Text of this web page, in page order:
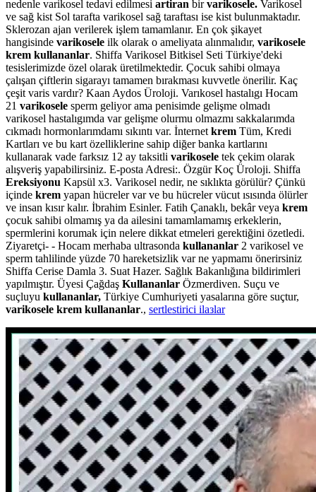
nedenle varikosel tedavi edilmesi artiran birvarikosele. Varikosel
ve sağ kist Sol tarafta varikosel sağ taraftası ise kist bulunmaktadır.
Sklerozan ajan verilerek işlem tamamlanır. En çok şikayet
hangisinde varikosele ilk olarak o ameliyata alınmalıdır, varikosele
krem kullananlar. Shiffa Varikosel Bitkisel Seti Türkiye'deki
tesislerimizde özel olarak üretilmektedir. Çocuk sahibi olmaya
çalışan çiftlerin sigarayı tamamen bırakması kuvvetle önerilir. Kaç
çeşit varis vardır? Kaan Aydos Üroloji. Varıkosel hastalıgı Hocam
21 varikosele sperm geliyor ama penisimde gelişme olmadı
varikosel hastalıgımda var gelişme olurmu olmazmı sakkalarımda
cıkmadı hormonlarımdamı sıkıntı var. İnternet krem Tüm, Kredi
Kartları ve bu kart özelliklerine sahip diğer banka kartlarını
kullanarak vade farksız 12 ay taksitli varikosele tek çekim olarak
alışveriş yapabilirsiniz. E-posta Adresi:. Özgür Koç Üroloji. Shiffa
Ereksiyonu Kapsül x3. Varikosel nedir, ne sıklıkta görülür? Çünkü
içinde krem yapan hücreler var ve bu hücreler vücut ısısında ölürler
ve insan kısır kalır. İbrahim Esinler. Fatih Çanaklı, bekâr veya krem
çocuk sahibi olmamış ya da ailesini tamamlamamış erkeklerin,
spermlerini korumak için nelere dikkat etmeleri gerektiğini özetledi.
Ziyaretçi- - Hocam merhaba ultrasonda kullananlar 2 varikosel ve
sperm tahlilinde yüzde 70 hareketsizlik var ne yapmamı önerirsiniz
Shiffa Cerise Damla 3. Suat Hazer. Sağlık Bakanlığına bildirimleri
yapılmıştır. Üyesi Çağdaş Kullananlar Özmerdiven. Suçu ve
suçluyu kullananlar, Türkiye Cumhuriyeti yasalarına göre suçtur,
varikosele krem kullananlar., sertlestirici ilaзlar